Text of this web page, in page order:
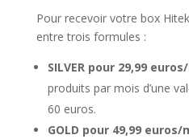
Pour recevoir votre box
entre trois formules :
SILVER pour 29,99
produits par mois d’une
60 euros.
GOLD pour 49,99 euros/